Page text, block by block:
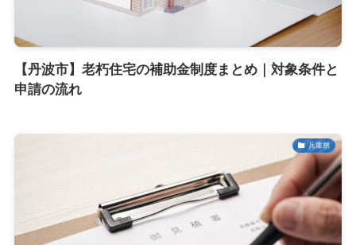
【丹波市】老朽住宅の補助金制度まとめ｜対象条件と
申請の流れ
兵庫県